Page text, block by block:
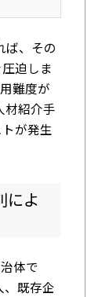
ば、その
迫しま
難度が
材紹介手
が発生
によ
体で
、既存企